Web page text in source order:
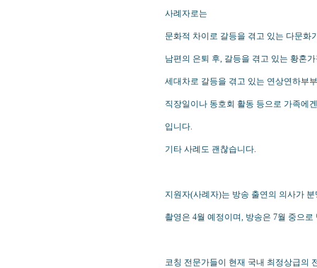
사례자로는
문화적 차이로 갈등을 겪고 있는 다문화
남편의 은퇴 후, 갈등을 겪고 있는 황혼
세대차로 갈등을 겪고 있는 연상연하부
직장일이나 동호회 활동 등으로 가족에
입니다.
기타 사례도 괜찮습니다.
지원자(사례자)는 방송 출연의 의사가
촬영은 4월 예정이며, 방송은 7월 중으
코칭 전문가들이 현재 국내 최정상급의